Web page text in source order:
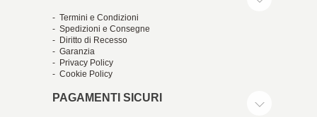
- Termini e Condizioni
- Spedizioni e Consegne
- Diritto di Recesso
- Garanzia
- Privacy Policy
- Cookie Policy
PAGAMENTI SICURI